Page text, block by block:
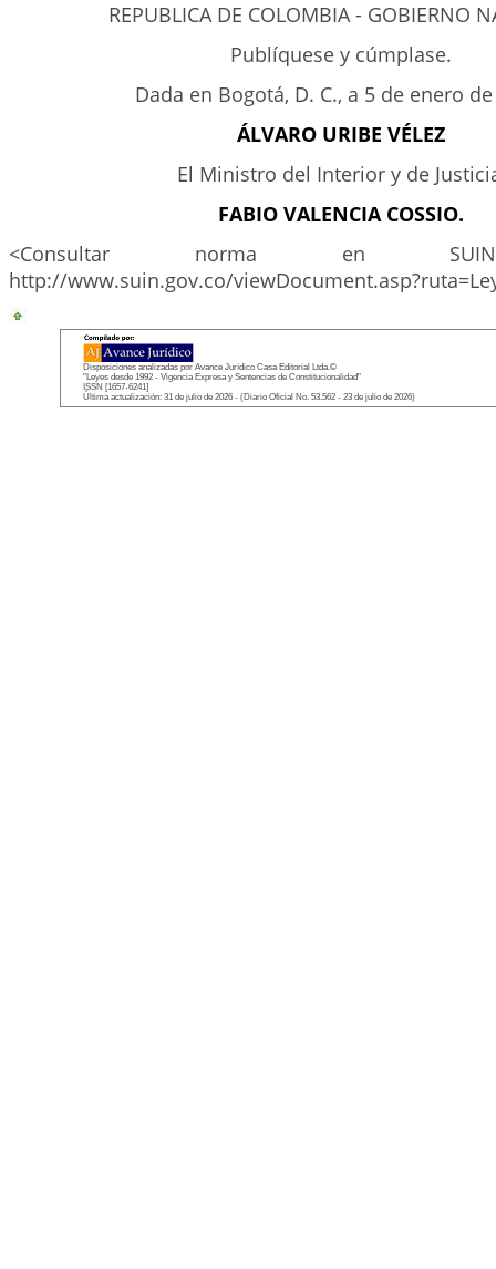
REPUBLICA DE COLOMBIA - GOBIERNO
Publíquese y cúmplase.
Dada en Bogotá, D. C., a 5 de enero
ÁLVARO URIBE VÉLEZ
El Ministro del Interior y de
FABIO VALENCIA COSSIO.
<Consultar norma en SUIN
http://www.suin.gov.co/
Disposiciones analizadas por Avance Jurídico Casa Editorial Ltda.©
"Leyes desde 1992 - Vigencia Expresa y Sentencias de Constitucionalidad"
ISSN [1657-6241]
Última actualización: 31 de julio de 2026 - (Diario Oficial No. 53.562 - 23 de julio de 2026)